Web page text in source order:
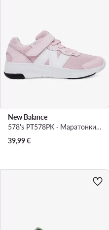
New Balance
578's PT578PK · Маратонки за бягане
39,99€